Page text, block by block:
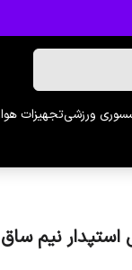
ورزشیتجهیزات
نیم ساق